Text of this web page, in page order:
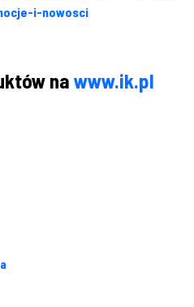
i-nowosci
na www.ik.pl